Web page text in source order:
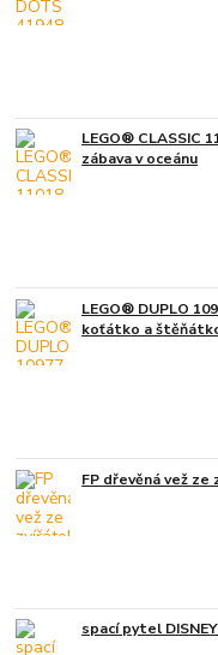
LEGO® CLASSIC
zábava v oceánu
LEGO® DUPLO
koťátko a
FP dřevěná vež
spací pytel DISNEY